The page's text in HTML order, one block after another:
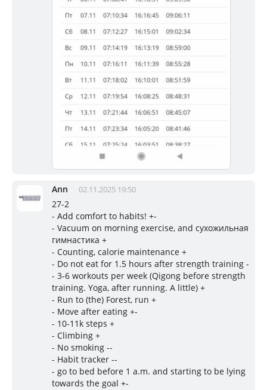
Ann 02.11.2025 19:50
27-2
- Add comfort to habits! +-
- Vacuum on morning exercise, and сухожильная
гимнастика +
- Counting, calorie maintenance +
- Do not eat for 1.5 hours after strength training -
- 3-6 workouts per week (Qigong before strength
training. Yoga, after running. A little) +
- Run to (the) Forest, run +
- Move after eating +-
- 10-11k steps +
- Climbing +
- No smoking --
- Habit tracker --
- go to bed before 1 a.m. and starting to be lying
towards the goal +-